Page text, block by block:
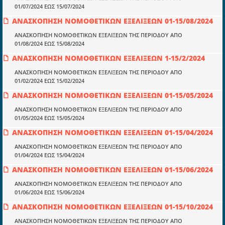
01/07/2024 ΕΩΣ 15/07/2024
ΑΝΑΣΚΟΠΗΣΗ ΝΟΜΟΘΕΤΙΚΩΝ ΕΞΕΛΙΞΕΩΝ 01-15/08/2024
ΑΝΑΣΚΟΠΗΣΗ ΝΟΜΟΘΕΤΙΚΩΝ ΕΞΕΛΙΞΕΩΝ ΤΗΣ ΠΕΡΙΟΔΟΥ ΑΠΟ
01/08/2024 ΕΩΣ 15/08/2024
ΑΝΑΣΚΟΠΗΣΗ ΝΟΜΟΘΕΤΙΚΩΝ ΕΞΕΛΙΞΕΩΝ 1-15/2/2024
ΑΝΑΣΚΟΠΗΣΗ ΝΟΜΟΘΕΤΙΚΩΝ ΕΞΕΛΙΞΕΩΝ ΤΗΣ ΠΕΡΙΟΔΟΥ ΑΠΟ
01/02/2024 ΕΩΣ 15/02/2024
ΑΝΑΣΚΟΠΗΣΗ ΝΟΜΟΘΕΤΙΚΩΝ ΕΞΕΛΙΞΕΩΝ 01-15/05/2024
ΑΝΑΣΚΟΠΗΣΗ ΝΟΜΟΘΕΤΙΚΩΝ ΕΞΕΛΙΞΕΩΝ ΤΗΣ ΠΕΡΙΟΔΟΥ ΑΠΟ
01/05/2024 ΕΩΣ 15/05/2024
ΑΝΑΣΚΟΠΗΣΗ ΝΟΜΟΘΕΤΙΚΩΝ ΕΞΕΛΙΞΕΩΝ 01-15/04/2024
ΑΝΑΣΚΟΠΗΣΗ ΝΟΜΟΘΕΤΙΚΩΝ ΕΞΕΛΙΞΕΩΝ ΤΗΣ ΠΕΡΙΟΔΟΥ ΑΠΟ
01/04/2024 ΕΩΣ 15/04/2024
ΑΝΑΣΚΟΠΗΣΗ ΝΟΜΟΘΕΤΙΚΩΝ ΕΞΕΛΙΞΕΩΝ 01-15/06/2024
ΑΝΑΣΚΟΠΗΣΗ ΝΟΜΟΘΕΤΙΚΩΝ ΕΞΕΛΙΞΕΩΝ ΤΗΣ ΠΕΡΙΟΔΟΥ ΑΠΟ
01/06/2024 ΕΩΣ 15/06/2024
ΑΝΑΣΚΟΠΗΣΗ ΝΟΜΟΘΕΤΙΚΩΝ ΕΞΕΛΙΞΕΩΝ 01-15/10/2024
ΑΝΑΣΚΟΠΗΣΗ ΝΟΜΟΘΕΤΙΚΩΝ ΕΞΕΛΙΞΕΩΝ ΤΗΣ ΠΕΡΙΟΔΟΥ ΑΠΟ
Μια πολυετής εθελοντική προσπάθεια που
στην διάδοση της γνώσης.
Ενότητες
Επικαιρότητα
E-book
Νόμοι και προεδρικά διατάγματα
Υπουργικές αποφάσεις
Πληροφορίες
Είσοδος